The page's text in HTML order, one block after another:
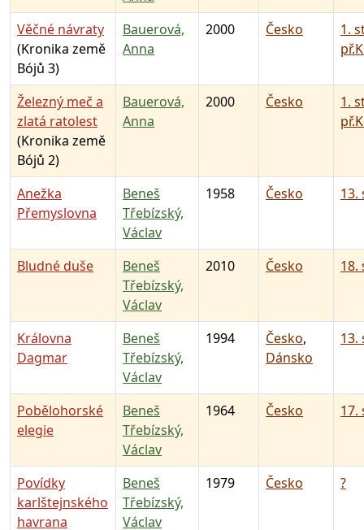
Věčné návraty
(Kronika země
Bójů 3)
Bauerová,
Anna
2000 Česko
1.
Železný meč a
zlatá ratolest
(Kronika země
Bójů 2)
Bauerová,
Anna
2000 Česko
1.
Anežka
Přemyslovna
Beneš
Třebízský,
Václav
1958 Česko 13.
Bludné duše
Beneš
Třebízský,
Václav
2010 Česko 18.
Královna
Dagmar
Beneš
Třebízský,
Václav
1994 Česko,
Dánsko
13.
Pobělohorské
elegie
Beneš
Třebízský,
Václav
1964 Česko 17.
Povídky
karlštejnského
havrana
Beneš
Třebízský,
Václav
1979 Česko ?